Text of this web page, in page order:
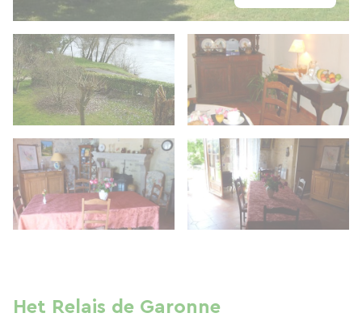
Het Relais de Garonne